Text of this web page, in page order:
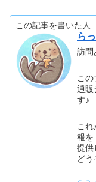
この記事を書いた人
ら
訪問
こ
通販
す♪
こ
報を
提供
ど